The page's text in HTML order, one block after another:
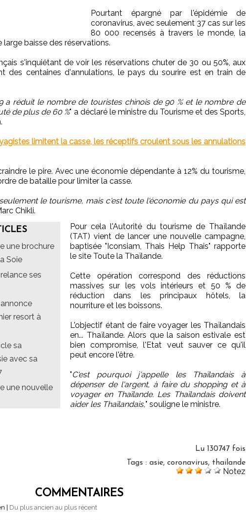
Pourtant épargné par l'épidémie de
coronavirus, avec seulement 37 cas sur les
80 000 recensés à travers le monde, la
baisse des réservations.
s'inquiétant de voir les réservations chuter de 30 ou 50%, aux
des centaines d'annulations, le pays du sourire est en train de
a réduit le nombre de touristes chinois de 90 % et le nombre de
de plus de 60 %" a déclaré le ministre du Tourisme et des Sports,
limitent la casse, les réceptifs croulent sous les annulations
le pire. Avec une économie dépendante à 12% du tourisme,
de bataille pour limiter la casse.
le tourisme, mais c'est toute l'économie du pays qui est
Chikli.
une brochure
Soie
ses
resort à
sa
avec sa
une nouvelle
Pour cela l'Autorité du tourisme de Thaïlande
(TAT) vient de lancer une nouvelle campagne,
baptisée "Iconsiam, Thais Help Thais" rapporte
le site Toute la Thaïlande.
Cette opération correspond des réductions
massives sur les vols intérieurs et 50 % de
réduction dans les principaux hôtels, la
nourriture et les boissons.
L'objectif étant de faire voyager les Thaïlandais
en... Thaïlande. Alors que la saison estivale est
bien compromise, l'Etat veut sauver ce qu'il
peut encore l'être.
"C'est pourquoi j'appelle les Thaïlandais à
dépenser de l'argent, à faire du shopping et à
voyager en Thaïlande. Les Thaïlandais doivent
aider les Thaïlandais," souligne le ministre.
Lu 130747 fois
Tags : asie, coronavirus, thailande
Notez
COMMENTAIRES
Du plus ancien au plus récent